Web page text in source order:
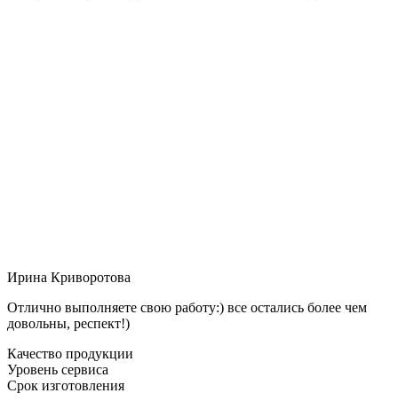
Ирина Криворотова
Отлично выполняете свою работу:) все остались более чем
довольны, респект!)
Качество продукции
Уровень сервиса
Срок изготовления